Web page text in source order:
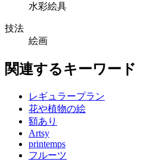
水彩絵具
技法
絵画
関連するキーワード
レギュラープラン
花や植物の絵
額あり
Artsy
printemps
フルーツ